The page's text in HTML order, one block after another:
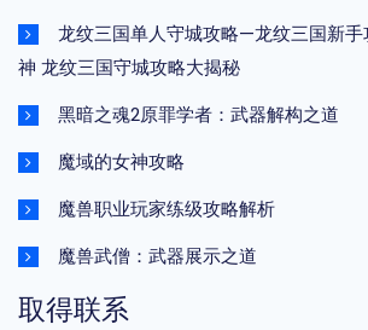
龙纹三国单人守城攻略—龙纹三国新
神 龙纹三国守城攻略大揭秘
黑暗之魂2原罪学者：武器解构之道
魔域的女神攻略
魔兽职业玩家练级攻略解析
魔兽武僧：武器展示之道
取得联系